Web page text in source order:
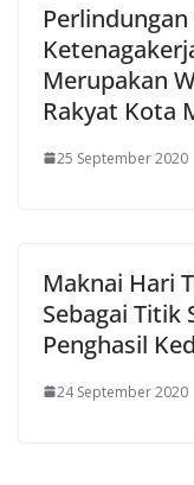
Perlindungan
Merupakan
Rakyat Kota
25 September 2020
Maknai Hari
Sebagai Titik
Penghasil
24 September 2020